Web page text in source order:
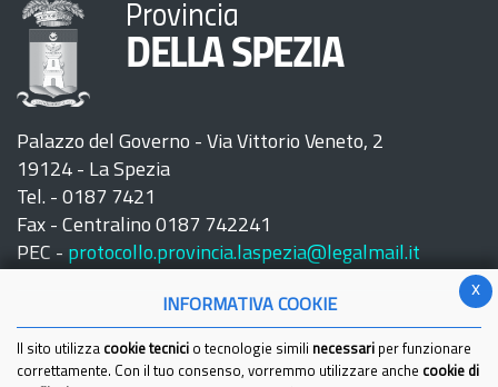
Provincia
DELLA SPEZIA
Palazzo del Governo - Via Vittorio Veneto, 2
19124 - La Spezia
Tel. - 0187 7421
Fax - Centralino 0187 742241
PEC - protocollo.provincia.laspezia@legalmail.it
x
INFORMATIVA COOKIE
Il sito utilizza cookie tecnici o tecnologie simili necessari per funzionare
correttamente. Con il tuo consenso, vorremmo utilizzare anche cookie di